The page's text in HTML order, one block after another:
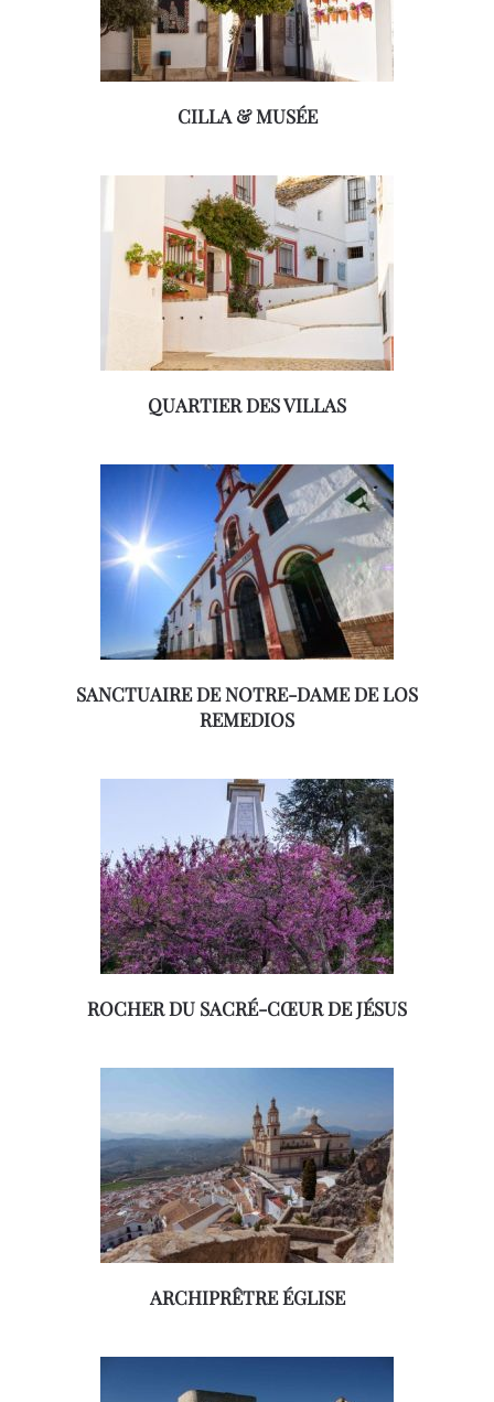
CILLA & MUSÉE
QUARTIER DES VILLAS
SANCTUAIRE DE NOTRE-DAME DE LOS
REMEDIOS
ROCHER DU SACRÉ-CŒUR DE JÉSUS
ARCHIPRÊTRE ÉGLISE